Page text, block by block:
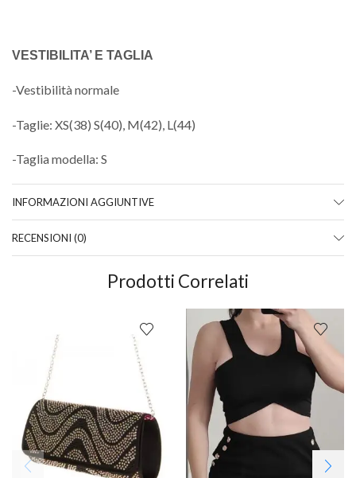
VESTIBILITA’ E TAGLIA
-Vestibilità normale
-Taglie: XS(38) S(40), M(42), L(44)
-Taglia modella: S
INFORMAZIONI AGGIUNTIVE
RECENSIONI (0)
Prodotti Correlati